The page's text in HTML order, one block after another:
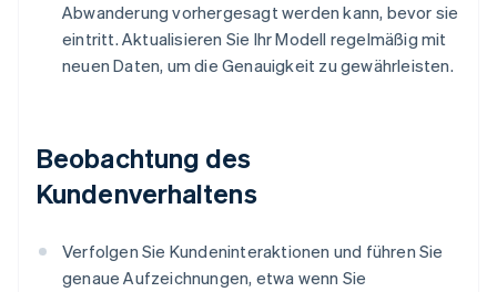
Abwanderung vorhergesagt werden kann, bevor sie
eintritt. Aktualisieren Sie Ihr Modell regelmäßig mit
neuen Daten, um die Genauigkeit zu gewährleisten.
Beobachtung des
Kundenverhaltens
Verfolgen Sie Kundeninteraktionen und führen Sie
genaue Aufzeichnungen, etwa wenn Sie